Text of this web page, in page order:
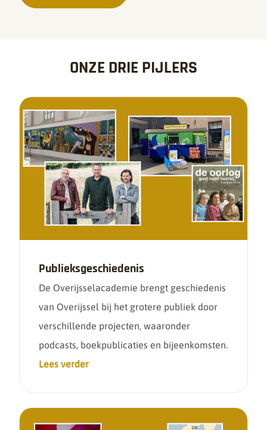
ONZE DRIE PIJLERS
Publieksgeschiedenis
De Overijsselacademie brengt geschiedenis
van Overijssel bij het grotere publiek door
verschillende projecten, waaronder
podcasts, boekpublicaties en bijeenkomsten.
Lees verder